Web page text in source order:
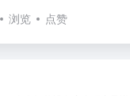
浏览 点赞